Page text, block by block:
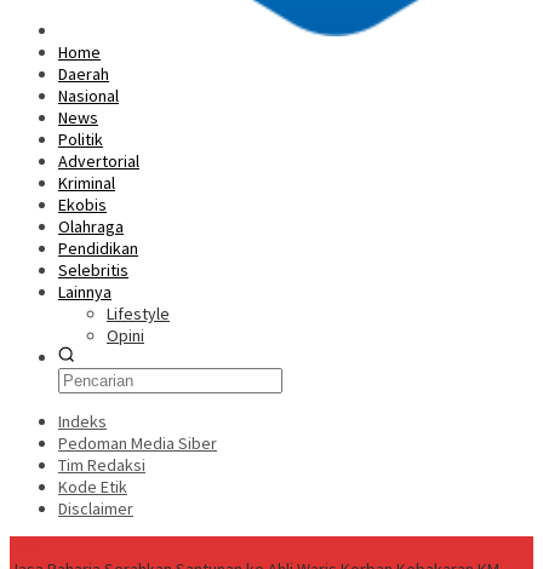
Home
Daerah
Nasional
News
Politik
Advertorial
Kriminal
Ekobis
Olahraga
Pendidikan
Selebritis
Lainnya
Lifestyle
Opini
Indeks
Pedoman Media Siber
Tim Redaksi
Kode Etik
Disclaimer